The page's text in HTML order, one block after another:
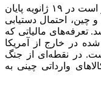
توقف موقت فعلی ممنوعیت تیک‌تاک قرار است در ۱۹ ژانویه پایان
و چین، احتمال دستیابی
تعرفه‌های مالیاتی که
در خارج از آمریکا
در نقطه‌ای از جنگ
وارداتی چینی به